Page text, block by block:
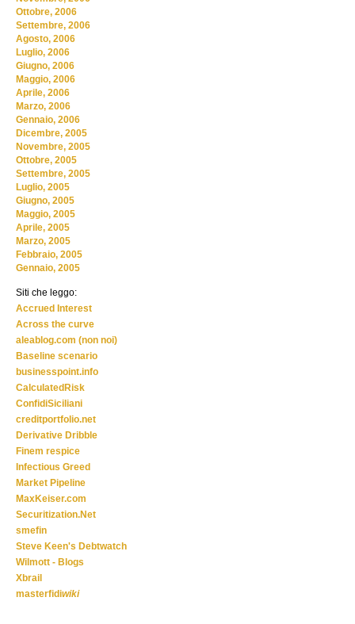
Ottobre, 2006
Settembre, 2006
Agosto, 2006
Luglio, 2006
Giugno, 2006
Maggio, 2006
Aprile, 2006
Marzo, 2006
Gennaio, 2006
Dicembre, 2005
Novembre, 2005
Ottobre, 2005
Settembre, 2005
Luglio, 2005
Giugno, 2005
Maggio, 2005
Aprile, 2005
Marzo, 2005
Febbraio, 2005
Gennaio, 2005
Siti che leggo:
Accrued Interest
Across the curve
aleablog.com (non noi)
Baseline scenario
businesspoint.info
CalculatedRisk
ConfidiSiciliani
creditportfolio.net
Derivative Dribble
Finem respice
Infectious Greed
Market Pipeline
MaxKeiser.com
Securitization.Net
smefin
Steve Keen's Debtwatch
Wilmott - Blogs
Xbrail
masterfidiwiki